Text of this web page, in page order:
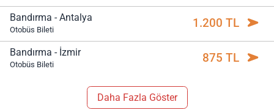
Bandırma - Antalya
Otobüs Bileti 1.200 TL
Bandırma - İzmir
Otobüs Bileti 875 TL
Daha Fazla Göster